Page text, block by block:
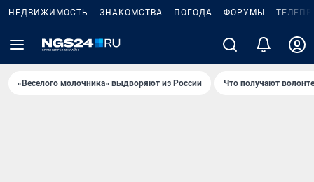
НЕДВИЖИМОСТЬ ЗНАКОМСТВА ПОГОДА ФОРУМЫ
«Веселого молочника» выдворяют из России Что получают